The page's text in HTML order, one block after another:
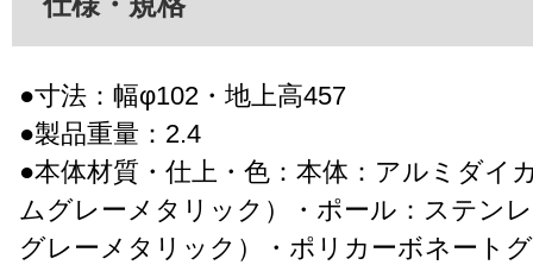
●寸法：幅φ102・地上高457
●製品重量：2.4
●本体材質・仕上・色：本体：アルミダイ
ムグレーメタリック）・ポール：ステン
グレーメタリック）・ポリカーボネート